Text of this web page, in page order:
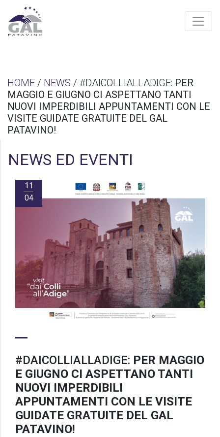
HOME / NEWS / #DAICOLLIALLADIGE: PER
MAGGIO E GIUGNO CI ASPETTANO TANTI
NUOVI IMPERDIBILI APPUNTAMENTI CON LE
VISITE GUIDATE GRATUITE DEL GAL
PATAVINO!
NEWS ED EVENTI
11
04
#DAICOLLIALLADIGE: PER MAGGIO
E GIUGNO CI ASPETTANO TANTI
NUOVI IMPERDIBILI
APPUNTAMENTI CON LE VISITE
GUIDATE GRATUITE DEL GAL
PATAVINO!